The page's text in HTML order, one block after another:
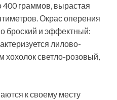
400 граммов, вырастая
Окрас оперения
броский и эффектный:
лилово-
хохолок светло-розовый,
к своему месту